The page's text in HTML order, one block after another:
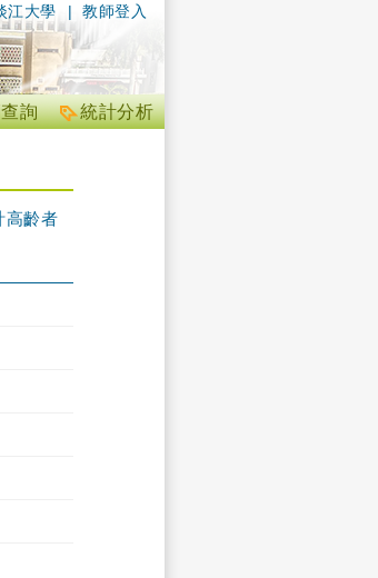
| 教師登入
江大學
統計分析
詢
高齡者